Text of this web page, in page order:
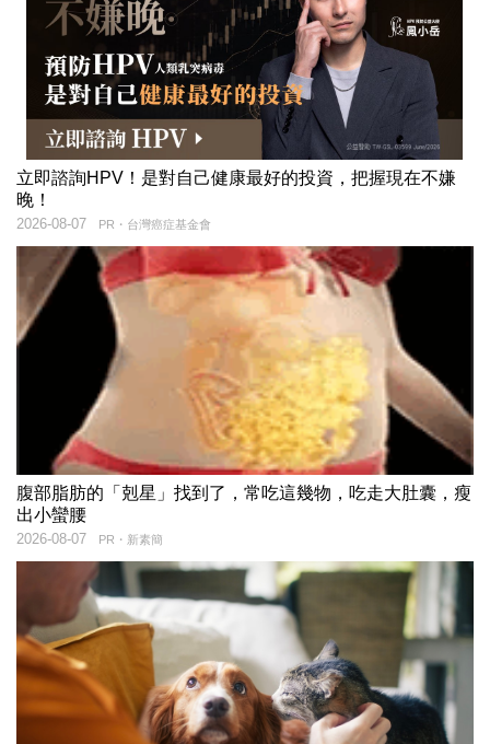
立即諮詢HPV！是對自己健康最好的投資，把握現在不嫌
晚！
PR・台灣癌症基金會
2026-08-07
腹部脂肪的「剋星」找到了，常吃這幾物，吃走大肚囊，瘦
出小蠻腰
PR・新素簡
2026-08-07